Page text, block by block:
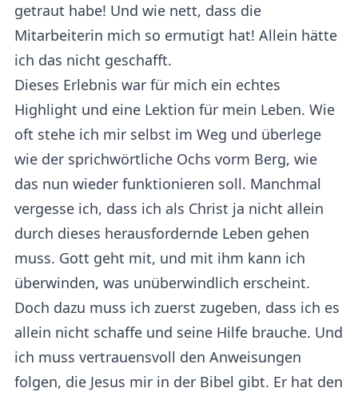
getraut habe! Und wie nett, dass die
Mitarbeiterin mich so ermutigt hat! Allein hätte
ich das nicht geschafft.
Dieses Erlebnis war für mich ein echtes
Highlight und eine Lektion für mein Leben. Wie
oft stehe ich mir selbst im Weg und überlege
wie der sprichwörtliche Ochs vorm Berg, wie
das nun wieder funktionieren soll. Manchmal
vergesse ich, dass ich als Christ ja nicht allein
durch dieses herausfordernde Leben gehen
muss. Gott geht mit, und mit ihm kann ich
überwinden, was unüberwindlich erscheint.
Doch dazu muss ich zuerst zugeben, dass ich es
allein nicht schaffe und seine Hilfe brauche. Und
ich muss vertrauensvoll den Anweisungen
folgen, die Jesus mir in der Bibel gibt. Er hat den